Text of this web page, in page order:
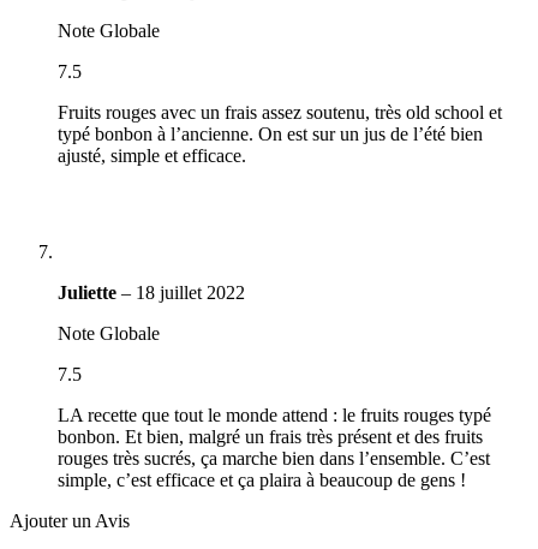
Note Globale
7.5
Fruits rouges avec un frais assez soutenu, très old school et
typé bonbon à l’ancienne. On est sur un jus de l’été bien
ajusté, simple et efficace.
Juliette – 18 juillet 2022
Note Globale
7.5
LA recette que tout le monde attend : le fruits rouges typé
bonbon. Et bien, malgré un frais très présent et des fruits
rouges très sucrés, ça marche bien dans l’ensemble. C’est
simple, c’est efficace et ça plaira à beaucoup de gens !
Ajouter un Avis